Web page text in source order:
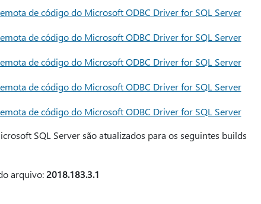
de código do Microsoft ODBC Driver for SQL Server
de código do Microsoft ODBC Driver for SQL Server
de código do Microsoft ODBC Driver for SQL Server
de código do Microsoft ODBC Driver for SQL Server
de código do Microsoft ODBC Driver for SQL Server
SQL Server são atualizados para os seguintes builds
arquivo: 2018.183.3.1